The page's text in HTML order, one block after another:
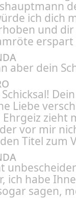
ich dich
und dir
erspart
aber dein
Schicksal!
Liebe
Ehrgeiz zieht
vor mir
Titel zum
ich habe
sagen,